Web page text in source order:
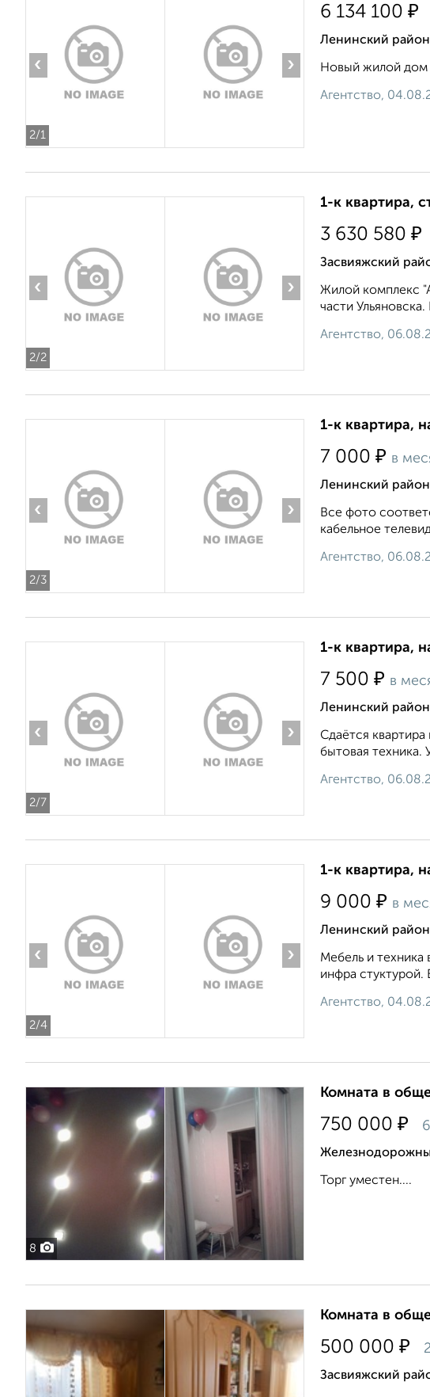
2/1
‹ ›
6 134 100 ₽
Ленинский
Новый жилой дом
Агентство,
2/2
‹ ›
1-к квартира,
3 630 580 ₽
Засвияжский
Жилой комплекс
части
Агентство,
2/3
‹ ›
1-к квартира,
7 000 ₽ в
Ленинский
Все фото
кабельное
Агентство,
2/7
‹ ›
1-к квартира,
7 500 ₽ в
Ленинский
Сдаётся
бытовая техника.
Агентство,
2/4
‹ ›
1-к квартира,
9 000 ₽ в
Ленинский
Мебель и
инфра
Агентство,
8
Комната в
750 000 ₽
Торг уместен....
Комната в
500 000 ₽
Засвияжский